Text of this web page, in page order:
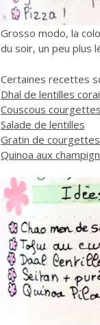
Grosso modo, la
du soir, un peu plus
Certaines recettes
Dhal de lentilles
Couscous
Salade de lentilles
Gratin de
Quinoa aux